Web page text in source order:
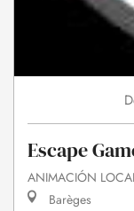
Escape
ANIMACIÓN
Barèges